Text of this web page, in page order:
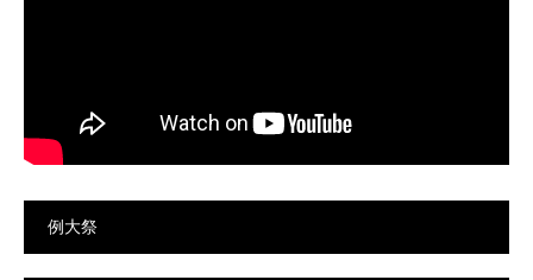
例大祭